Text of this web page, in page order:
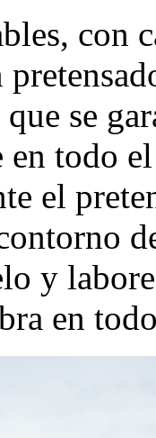
con
se
todo
el
y
en